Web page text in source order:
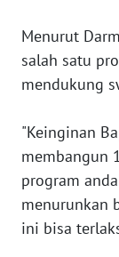
Menurut
salah satu
mendukung
"Keinginan
membangun
program
menurunkan
ini bisa
NUSANTARA
WN
WN
JATIM
WN